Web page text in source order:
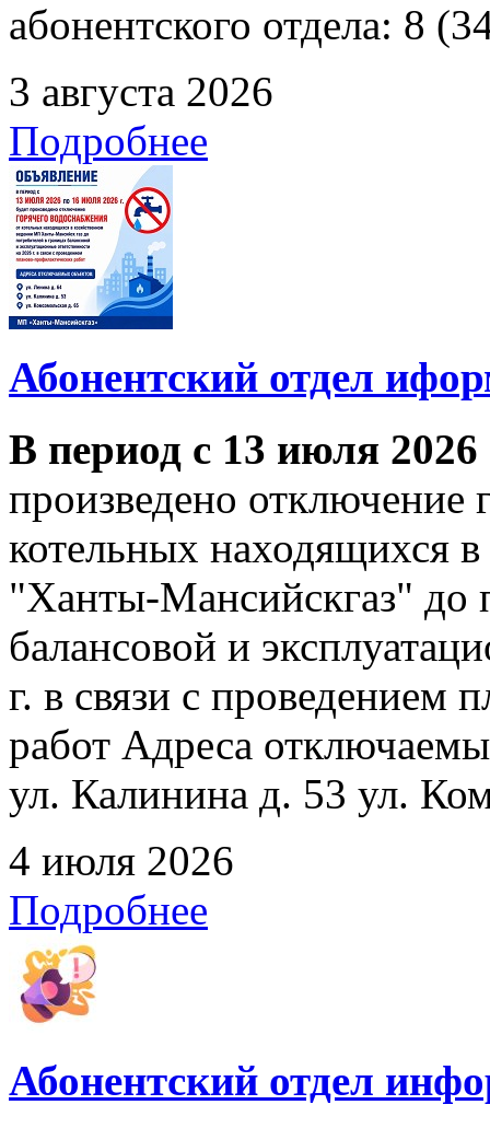
абонентского отдела: 8
3 августа 2026
Подробнее
Абонентский отдел
В период с 13 июля
произведено отключение
котельных находящихся
"Ханты-Мансийскгаз" до
балансовой и
г. в связи с проведением
работ Адреса
ул. Калинина д. 53 ул.
4 июля 2026
Подробнее
Абонентский отдел